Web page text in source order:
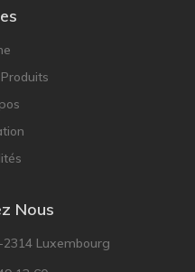
Nous
2314 Luxembourg